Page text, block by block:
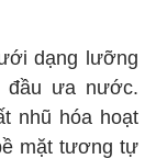
dạng lưỡng
ưa nước.
nhũ hóa hoạt
mặt tương tự